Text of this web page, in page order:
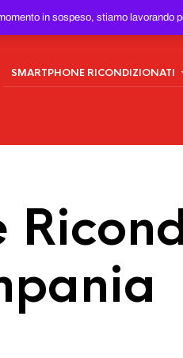
in sospeso, stiamo lavorando
SMARTPHONE RICONDIZIONATI